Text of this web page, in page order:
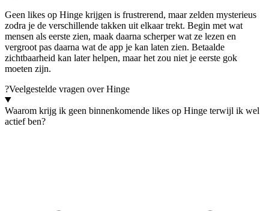
Geen likes op Hinge krijgen is frustrerend, maar zelden mysterieus
zodra je de verschillende takken uit elkaar trekt. Begin met wat
mensen als eerste zien, maak daarna scherper wat ze lezen en
vergroot pas daarna wat de app je kan laten zien. Betaalde
zichtbaarheid kan later helpen, maar het zou niet je eerste gok
moeten zijn.
?Veelgestelde vragen over Hinge
Waarom krijg ik geen binnenkomende likes op Hinge terwijl ik wel
actief ben?